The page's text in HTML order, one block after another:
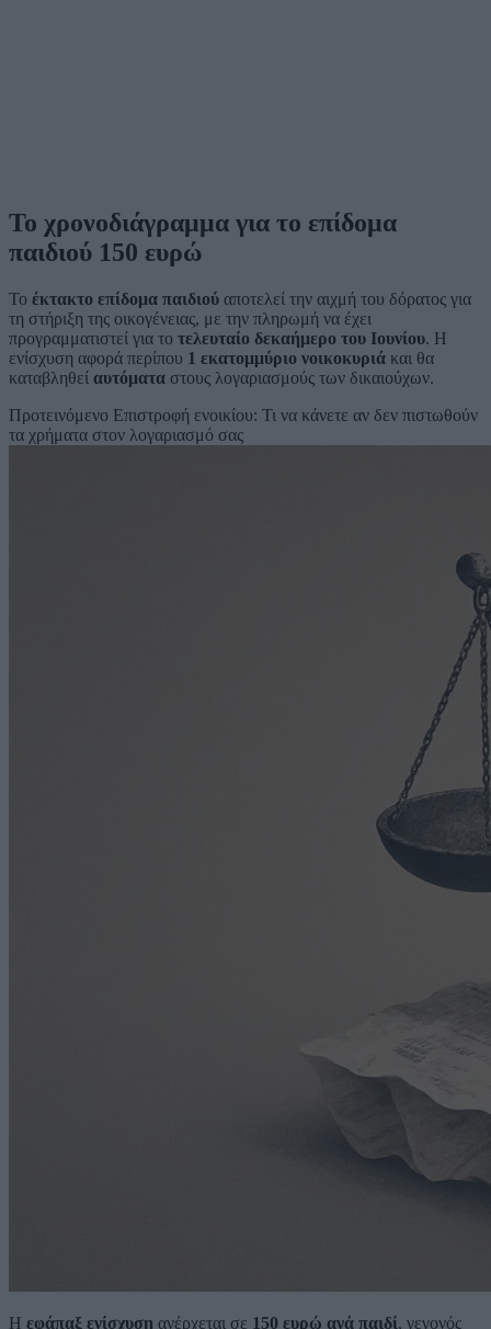
Το χρονοδιάγραμμα για το επίδομα
παιδιού 150 ευρώ
Το έκτακτο επίδομα παιδιού αποτελεί την αιχμή του δόρατος για
τη στήριξη της οικογένειας, με την πληρωμή να έχει
προγραμματιστεί για το τελευταίο δεκαήμερο του Ιουνίου. Η
ενίσχυση αφορά περίπου 1 εκατομμύριο νοικοκυριά και θα
καταβληθεί αυτόματα στους λογαριασμούς των δικαιούχων.
Προτεινόμενο Επιστροφή ενοικίου: Τι να κάνετε αν δεν πιστωθούν
τα χρήματα στον λογαριασμό σας
Η εφάπαξ ενίσχυση ανέρχεται σε 150 ευρώ ανά παιδί, γεγονός